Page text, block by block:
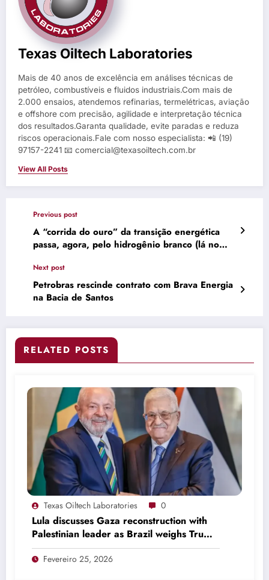
Texas Oiltech Laboratories
Mais de 40 anos de excelência em análises técnicas de
petróleo, combustíveis e fluidos industriais.Com mais de
2.000 ensaios, atendemos refinarias, termelétricas, aviação
e offshore com precisão, agilidade e interpretação técnica
dos resultados.Garanta qualidade, evite paradas e reduza
riscos operacionais.Fale com nosso especialista: 📲 (19)
97157-2241 📧 comercial@texasoiltech.com.br
View All Posts
Previous post
A “corrida do ouro” da transição energética
passa, agora, pelo hidrogênio branco (lá no
Next post
Petrobras rescinde contrato com Brava Energia
na Bacia de Santos
RELATED POSTS
Texas Oiltech Laboratories 0
Lula discusses Gaza reconstruction with
Palestinian leader as Brazil weighs Trump
invitation
Fevereiro 25, 2026